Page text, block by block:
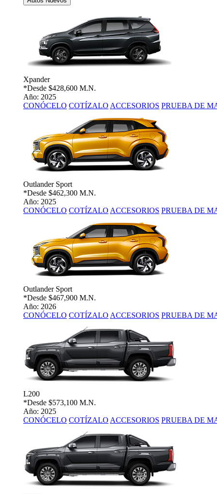
Xpander
*Desde $428,600 M.N.
Año: 2025
CONÓCELO COTÍZALO ACCESORIOS PRUEBA DE
Outlander Sport
*Desde $462,300 M.N.
Año: 2025
CONÓCELO COTÍZALO ACCESORIOS PRUEBA DE
Outlander Sport
*Desde $467,900 M.N.
Año: 2026
CONÓCELO COTÍZALO ACCESORIOS PRUEBA DE
L200
*Desde $573,100 M.N.
Año: 2025
CONÓCELO COTÍZALO ACCESORIOS PRUEBA DE